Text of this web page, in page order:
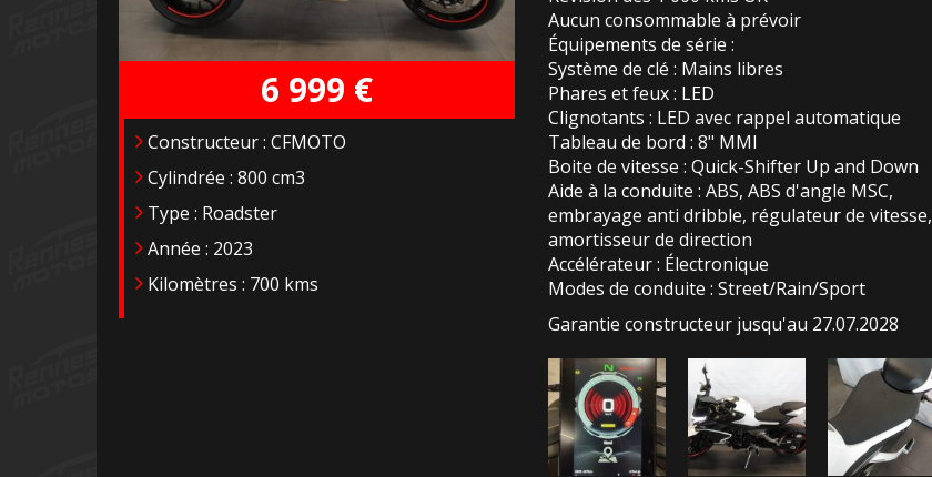
6 999 €
Constructeur : CFMOTO
Cylindrée : 800 cm3
Type : Roadster
Année : 2023
Kilomètres : 700 kms
Aucun consommable à prévoir
Équipements de série :
Système de clé : Mains libres
Phares et feux : LED
Clignotants : LED avec rappel automatique
Tableau de bord : 8" MMI
Boite de vitesse : Quick-Shifter Up and Down
Aide à la conduite : ABS, ABS d'angle MSC,
embrayage anti dribble, régulateur de vitesse,
amortisseur de direction
Accélérateur : Électronique
Modes de conduite : Street/Rain/Sport
Garantie constructeur jusqu'au 27.07.2028